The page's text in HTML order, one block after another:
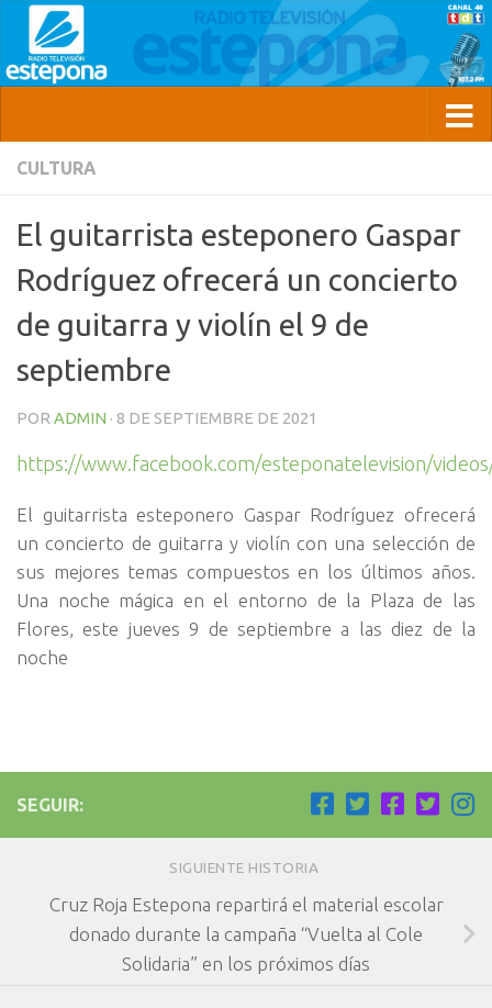
CULTURA
El guitarrista esteponero Gaspar
Rodríguez ofrecerá un concierto
de guitarra y violín el 9 de
septiembre
POR ADMIN · 8 DE SEPTIEMBRE DE 2021
https://www.facebook.com/esteponatelevision/
El guitarrista esteponero Gaspar Rodríguez ofrecerá
un concierto de guitarra y violín con una selección de
sus mejores temas compuestos en los últimos años.
Una noche mágica en el entorno de la Plaza de las
Flores, este jueves 9 de septiembre a las diez de la
noche
SEGUIR:
SIGUIENTE HISTORIA
Cruz Roja Estepona repartirá el material escolar
donado durante la campaña “Vuelta al Cole
Solidaria” en los próximos días